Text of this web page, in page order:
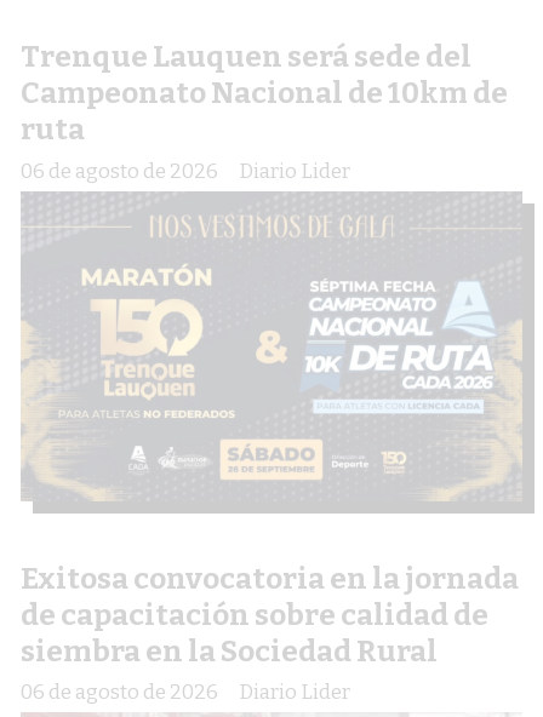
Trenque Lauquen será sede del
Campeonato Nacional de 10km de
ruta
Diario Lider
06 de agosto de 2026
Exitosa convocatoria en la jornada
de capacitación sobre calidad de
siembra en la Sociedad Rural
Diario Lider
06 de agosto de 2026